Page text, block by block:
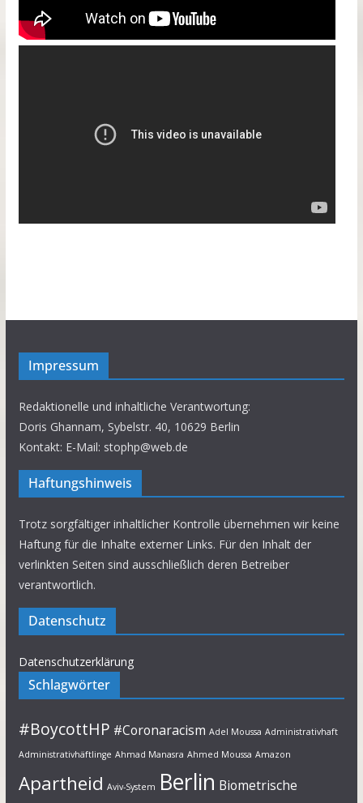
Impressum
Redaktionelle und inhaltliche Verantwortung:
Doris Ghannam, Sybelstr. 40, 10629 Berlin
Kontakt: E-Mail: stophp@web.de
Haftungshinweis
Trotz sorgfältiger inhaltlicher Kontrolle übernehmen wir keine
Haftung für die Inhalte externer Links. Für den Inhalt der
verlinkten Seiten sind ausschließlich deren Betreiber
verantwortlich.
Datenschutz
Datenschutzerklärung
Schlagwörter
#BoycottHP #Coronaracism Adel Moussa Administrativhaft
Administrativhäftlinge Ahmad Manasra Ahmed Moussa Amazon
Apartheid Aviv-System Berlin Biometrische